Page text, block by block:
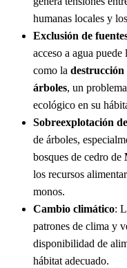
humanas locales y
Exclusión de
acceso a agua
como la destrucción
árboles, un
ecológico en su
Sobreexplotación
de árboles,
bosques de cedro de
los recursos
monos.
Cambio climático:
patrones de clima y
disponibilidad de
hábitat adecuado.